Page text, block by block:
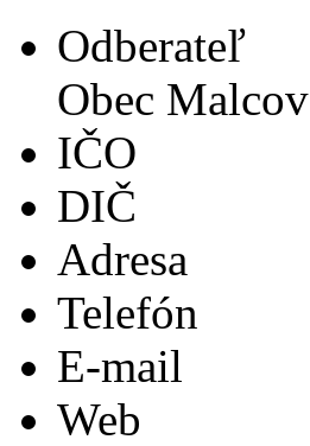
Odberateľ
Obec Malcov
IČO
DIČ
Adresa
Telefón
E-mail
Web